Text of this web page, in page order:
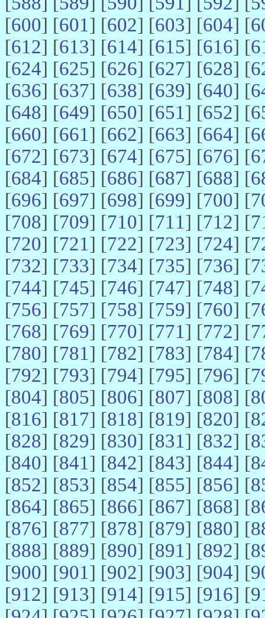
[600] [601] [602] [603] [604] [
[612] [613] [614] [615] [616] [
[624] [625] [626] [627] [628] [
[636] [637] [638] [639] [640] [
[648] [649] [650] [651] [652] [
[660] [661] [662] [663] [664] [
[672] [673] [674] [675] [676] [
[684] [685] [686] [687] [688] [
[696] [697] [698] [699] [700] [
[708] [709] [710] [711] [712] [
[720] [721] [722] [723] [724] [
[732] [733] [734] [735] [736] [
[744] [745] [746] [747] [748] [
[756] [757] [758] [759] [760] [
[768] [769] [770] [771] [772] [
[780] [781] [782] [783] [784] [
[792] [793] [794] [795] [796] [
[804] [805] [806] [807] [808] [
[816] [817] [818] [819] [820] [
[828] [829] [830] [831] [832] [
[840] [841] [842] [843] [844] [
[852] [853] [854] [855] [856] [
[864] [865] [866] [867] [868] [
[876] [877] [878] [879] [880] [
[888] [889] [890] [891] [892] [
[900] [901] [902] [903] [904] [
[912] [913] [914] [915] [916] [